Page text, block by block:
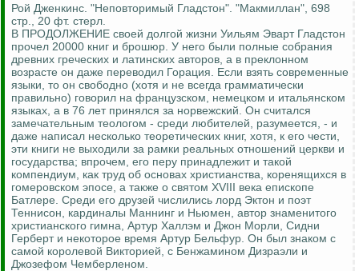
Рой Дженкинс. "Неповторимый Гладстон". "Макмиллан", 698
стр., 20 фт. стерл.
В ПРОДОЛЖЕНИЕ своей долгой жизни Уильям Эварт Гладстон
прочел 20000 книг и брошюр. У него были полные собрания
древних греческих и латинских авторов, а в преклонном
возрасте он даже переводил Горация. Если взять современные
языки, то он свободно (хотя и не всегда грамматически
правильно) говорил на французском, немецком и итальянском
языках, а в 76 лет принялся за норвежский. Он считался
замечательным теологом - среди любителей, разумеется, - и
даже написал несколько теоретических книг, хотя, к его чести,
эти книги не выходили за рамки реальных отношений церкви и
государства; впрочем, его перу принадлежит и такой
компендиум, как труд об основах христианства, коренящихся в
гомеровском эпосе, а также о святом XVIII века епископе
Батлере. Среди его друзей числились лорд Эктон и поэт
Теннисон, кардиналы Маннинг и Ньюмен, автор знаменитого
христианского гимна, Артур Халлэм и Джон Морли, Сидни
Герберт и некоторое время Артур Бельфур. Он был знаком с
самой королевой Викторией, с Бенжамином Дизраэли и
Джозефом Чемберленом.